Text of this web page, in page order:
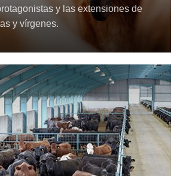
y las extensiones de
y vírgenes.